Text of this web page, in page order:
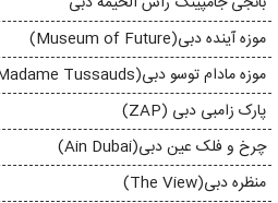
موزه آینده دبی(Museum of Future)
موزه مادام توسو دبی(Madame Tussauds)
پارک زامبی دبی (ZAP)
چرخ و فلک عین دبی(Ain Dubai)
منظره دبی(The View)